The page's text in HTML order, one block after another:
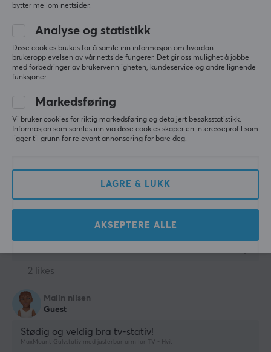
100x100, 200x100, 200x200, 75x75
Kabelhåndtering
Ja
GARANTI
Produsentens garanti
1 års garanti
Level 5
Slow Scout
Meget bra og solid/stødig til mitt TV. Og knall med
små hjul under til å forflytte etter behov
MaxMount Gulvstativ med justerbar arm for TV - Svart
2 likes
Carola P
Verifisert kjøper
andre TV-gulvstativer. Lett å flytte takket være
hjulene. Veldig fornøyd!
2 likes
Malin nilsen
Guest
Stødig og veldig bra tv-stativ!
MaxMount Gulvstativ med justerbar arm for TV - Hvit
bytter mellom nettsider.
Analyse og statistikk
Disse cookies brukes for å samle inn informasjon om hvordan
brukeropplevelsen av vår nettside fungerer. Det gir oss mulighet å jobbe
med forbedringer av brukervennligheten, kundeservice og andre lignende
funksjoner.
Markedsføring
Vi bruker cookies for riktig markedsføring og detaljert besøksstatistikk.
Informasjon som samles inn via disse cookies skaper en interesseprofil som
ligger til grunn for relevant annonsering for bare deg.
LAGRE & LUKK
AKSEPTERE ALLE